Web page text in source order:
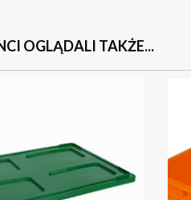
OGLĄDALI TAKŻE...